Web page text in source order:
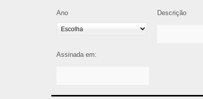
Ano Descrição
Assinada em: